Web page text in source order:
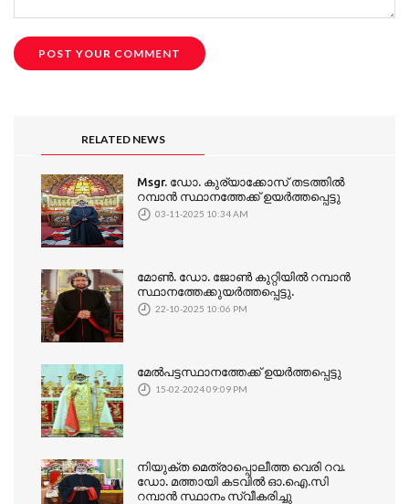
RELATED NEWS
Msgr. ഡോ. കുര്യാക്കോസ് തടത്തിൽ
റമ്പാൻ സ്ഥാനത്തേക്ക് ഉയർത്തപ്പെട്ടു
03-11-2025 10:34 AM
മോൺ. ഡോ. ജോൺ കുറ്റിയിൽ റമ്പാൻ
സ്ഥാനത്തേക്കുയർത്തപ്പെട്ടു.
22-10-2025 10:06 PM
മേൽപട്ടസ്ഥാനത്തേക്ക് ഉയർത്തപ്പെട്ടു
15-02-2024 09:09 PM
നിയുക്ത മെത്രാപ്പൊലീത്ത വെരി റവ.
ഡോ. മത്തായി കടവില്‍ ഓ.ഐ.സി
റമ്പാൻ സ്ഥാനം സ്വീകരിച്ചു